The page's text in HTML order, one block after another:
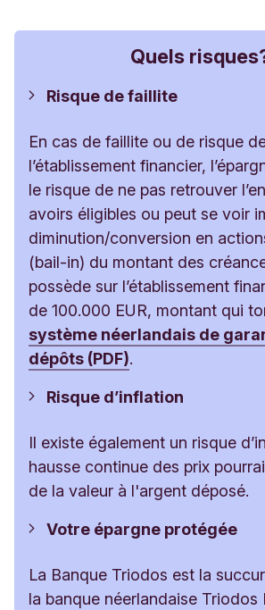
Quels
Risque de faillite
En cas de faillite ou de risque
l’établissement financier,
le risque de ne pas retrouver
avoirs éligibles ou peut se voir
diminution/conversion en
(bail-in) du montant des
possède sur l’établissement
de 100.000 EUR, montant qui
système néerlandais de
dépôts (PDF).
Risque d’inflation
Il existe également un risque
hausse continue des prix
de la valeur à l'argent déposé.
Votre épargne protégée
La Banque Triodos est la
la banque néerlandaise Triodos